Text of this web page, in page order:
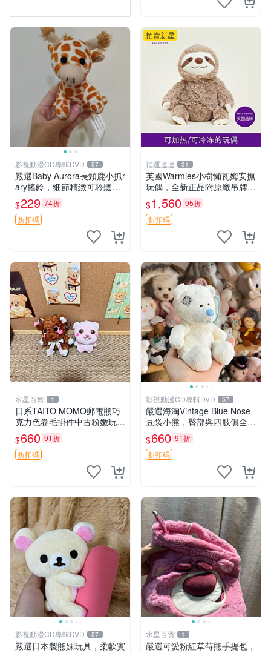
影視動漫CD專輯DVD 57
嚴選Baby Aurora長頸鹿小抓r
ary搖鈴，細節精緻可聆聽清
脆鈴音 軟萌可愛 定制紀念 金
屬搖鈴 新手媽咪推薦 長頸鹿
抓rary 搖鈴
$229 74折
折扣碼
拍賣新星
福運連連 31
英國Warmies小樹懶瓦姆安撫
玩偶，全新正品附原廠吊牌與
防塵袋，內藏薰衣草可加熱，
適合各個年齡層，冷暖兩用享
受抱抱樂趣，不容錯過嚴選好
$1,560 95折
折扣碼
水星百貨 1
日系TAITO MOMO郵電熊巧
克力色卷毛掛件中古粉嫩玩偶
微瑕推薦 postpet momo 郵
電熊 中古玩偶
$660 91折
折扣碼
影視動漫CD專輯DVD 57
嚴選海淘Vintage Blue Nose
豆袋小熊，臀部與四肢俱全，
坐高11公分，附原盒與吊牌
收藏。藍鼻子小熊，值得擁有
玩具 憶熊
$660 91折
折扣碼
影視動漫CD專輯DVD 57
嚴選日本製熊妹玩具，柔軟實
水星百貨 1
嚴選可愛粉紅草莓熊手提包，